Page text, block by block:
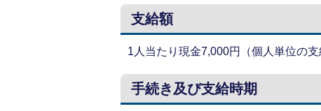
支給額
1人当たり現金7,000円（個人単位の支
手続き及び支給時期